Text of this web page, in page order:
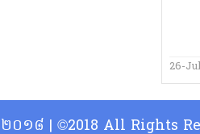
26-
ាំ២០១៨ | ©2018 All Rights